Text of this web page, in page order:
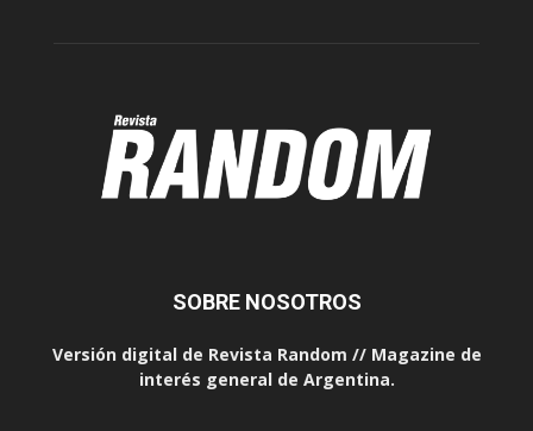
SOBRE NOSOTROS
Versión digital de Revista Random // Magazine de
interés general de Argentina.